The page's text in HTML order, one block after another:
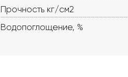
Прочность кг/см2
Водопоглощение, %